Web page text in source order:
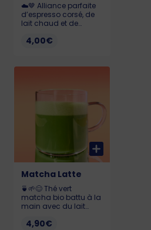
☁️🤎 Alliance parfaite
d’espresso corsé, de
lait chaud et de
un nuage de douceur.
4,00€
Matcha Latte
🍵🌱😌 Thé vert
matcha bio battu à la
main avec du lait
boisson douce,
4,90€